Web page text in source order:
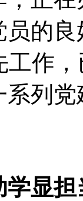
的
工作
列
学显担